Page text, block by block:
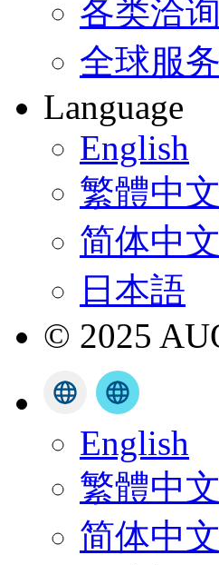
各类洽询
全球服
Language
English
繁體中文
简体中文
日本語
© 2025
English
繁體中文
简体中文